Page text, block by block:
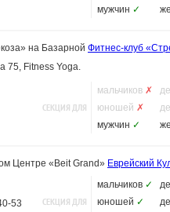
мужчин ✓
на Базарной Фитнес-клуб
75, Fitness Yoga.
СЕКЦИЯ ДЛЯ
мальчиков ✗
юношей ✗
мужчин ✓
Центре «Beit Grand» Еврейский
53
СЕКЦИЯ ДЛЯ
мальчиков ✓
юношей ✓